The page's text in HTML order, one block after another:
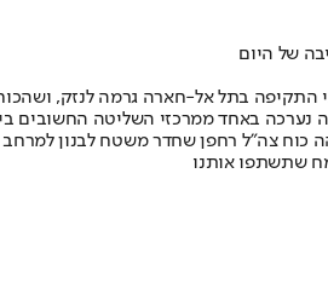
של היום
התקיפה בתל אל-חארה גרמה לנזק,
נערכה באחד ממרכזי השליטה החשובים
כוח צה"ל רחפן שחדר משטח לבנון
שתשתפו אותנו